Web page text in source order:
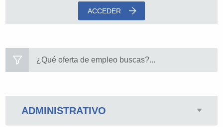
ACCEDER
ADMINISTRATIVO